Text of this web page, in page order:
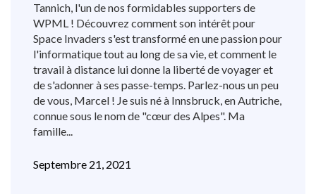
Tannich, l'un de nos formidables supporters de
WPML ! Découvrez comment son intérêt pour
Space Invaders s'est transformé en une passion pour
l'informatique tout au long de sa vie, et comment le
travail à distance lui donne la liberté de voyager et
de s'adonner à ses passe-temps. Parlez-nous un peu
de vous, Marcel ! Je suis né à Innsbruck, en Autriche,
connue sous le nom de "cœur des Alpes". Ma
famille...
Septembre 21, 2021